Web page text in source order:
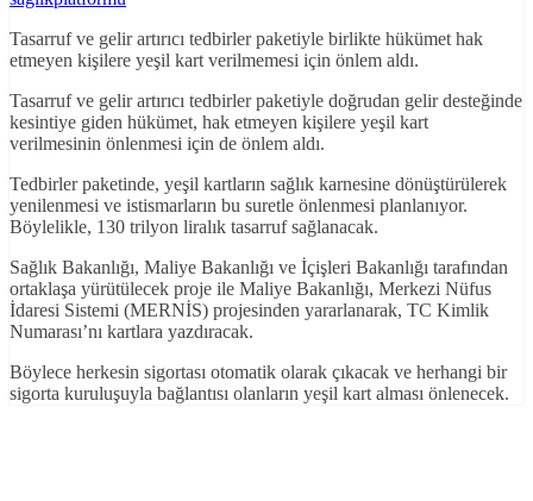
Tasarruf ve gelir artırıcı tedbirler paketiyle birlikte hükümet hak
etmeyen kişilere yeşil kart verilmemesi için önlem aldı.
Tasarruf ve gelir artırıcı tedbirler paketiyle doğrudan gelir desteğinde
kesintiye giden hükümet, hak etmeyen kişilere yeşil kart
verilmesinin önlenmesi için de önlem aldı.
Tedbirler paketinde, yeşil kartların sağlık karnesine dönüştürülerek
yenilenmesi ve istismarların bu suretle önlenmesi planlanıyor.
Böylelikle, 130 trilyon liralık tasarruf sağlanacak.
Sağlık Bakanlığı, Maliye Bakanlığı ve İçişleri Bakanlığı tarafından
ortaklaşa yürütülecek proje ile Maliye Bakanlığı, Merkezi Nüfus
İdaresi Sistemi (MERNİS) projesinden yararlanarak, TC Kimlik
Numarası’nı kartlara yazdıracak.
Böylece herkesin sigortası otomatik olarak çıkacak ve herhangi bir
sigorta kuruluşuyla bağlantısı olanların yeşil kart alması önlenecek.